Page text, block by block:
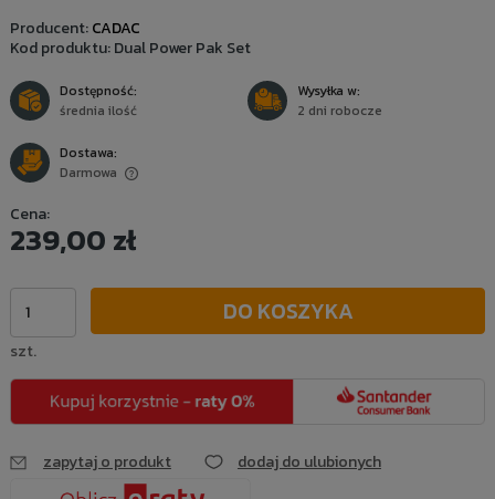
Producent:CADAC
Kod produktu:Dual Power Pak Set
Dostępność:
średnia ilość
Wysyłka w:
2 dni robocze
Dostawa:
Darmowa
Cena:
239,00 zł
szt.
DO KOSZYKA
zapytaj o produkt dodaj do ulubionych